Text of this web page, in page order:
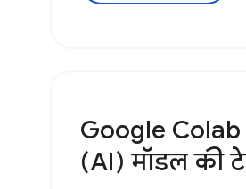
Google
(AI) मॉडल की